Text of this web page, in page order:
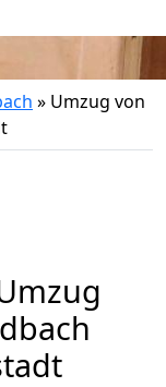
» Umzug von